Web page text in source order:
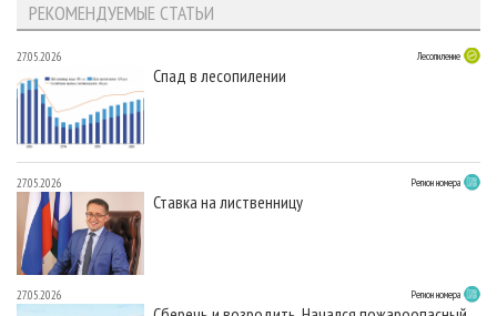
РЕКОМЕНДУЕМЫЕ СТАТЬИ
27.05.2026 Лесопиление
Спад в лесопилении
27.05.2026 Регион номера
Ставка на лиственницу
27.05.2026 Регион номера